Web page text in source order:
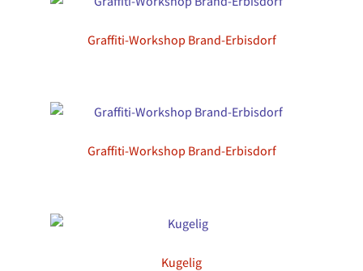
Graffiti-Workshop Brand-Erbisdorf
Graffiti-Workshop Brand-Erbisdorf
Kugelig